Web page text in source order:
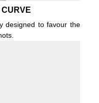
designed to favour the